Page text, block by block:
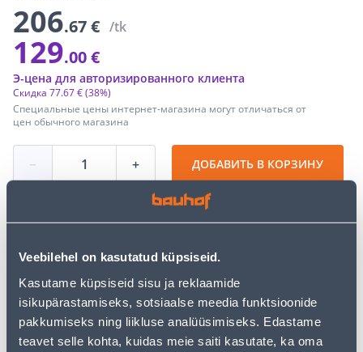
Veebilehel on kasutatud küpsiseid.
Kasutame küpsiseid sisu ja reklaamide
isikupärastamiseks, sotsiaalse meedia funktsioonide
pakkumiseks ning liikluse analüüsimiseks. Edastame
teavet selle kohta, kuidas meie saiti kasutate, ka oma
206.67 € /tk
129.00 €
Специальные цены интернет-магазина могут отличаться от
цен обычного магазина
Скидка 77.67 €(38%)
Э-цена для авторизированного клиента
− + ДОБАВИТЬ В КОРЗИНУ
Посмотреть наличие
• 14-päevane tagastusõigus.
• HANKIJA LAOST TELLITAV TOODE